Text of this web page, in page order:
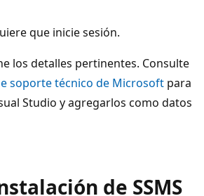
que inicie sesión.
los detalles pertinentes. Consulte
soporte técnico de Microsoft para
Studio y agregarlos como datos
de SSMS